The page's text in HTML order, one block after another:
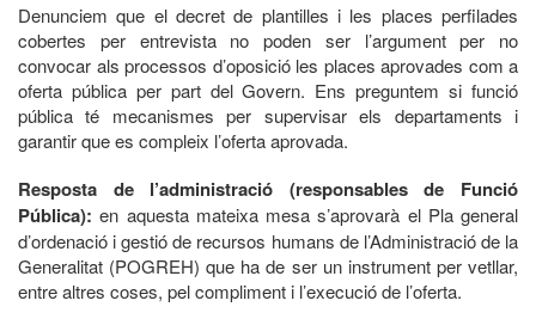
Denunciem que el decret de plantilles i les places perfilades
cobertes per entrevista no poden ser l’argument per no
convocar als processos d’oposició les places aprovades com a
oferta pública per part del Govern. Ens preguntem si funció
pública té mecanismes per supervisar els departaments i
garantir que es compleix l’oferta aprovada.
Resposta de l’administració (responsables de Funció
Pública): en aquesta mateixa mesa s’aprovarà el Pla general
d’ordenació i gestió de recursos humans de l’Administració de la
Generalitat (POGREH) que ha de ser un instrument per vetllar,
entre altres coses, pel compliment i l’execució de l’oferta.